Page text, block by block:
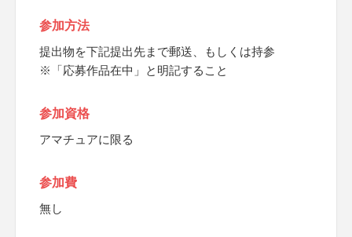
参加方法
提出物を下記提出先まで郵送、もしくは持参
※「応募作品在中」と明記すること
参加資格
アマチュアに限る
参加費
無し